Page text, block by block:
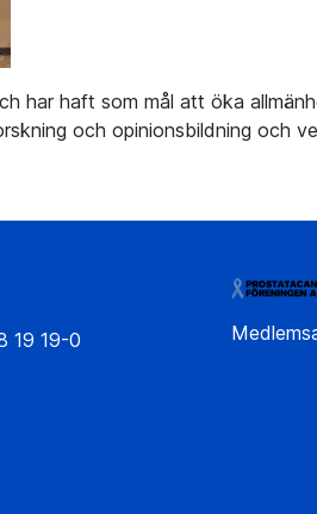
har haft som mål att öka
och opinionsbildning och
19 19-0